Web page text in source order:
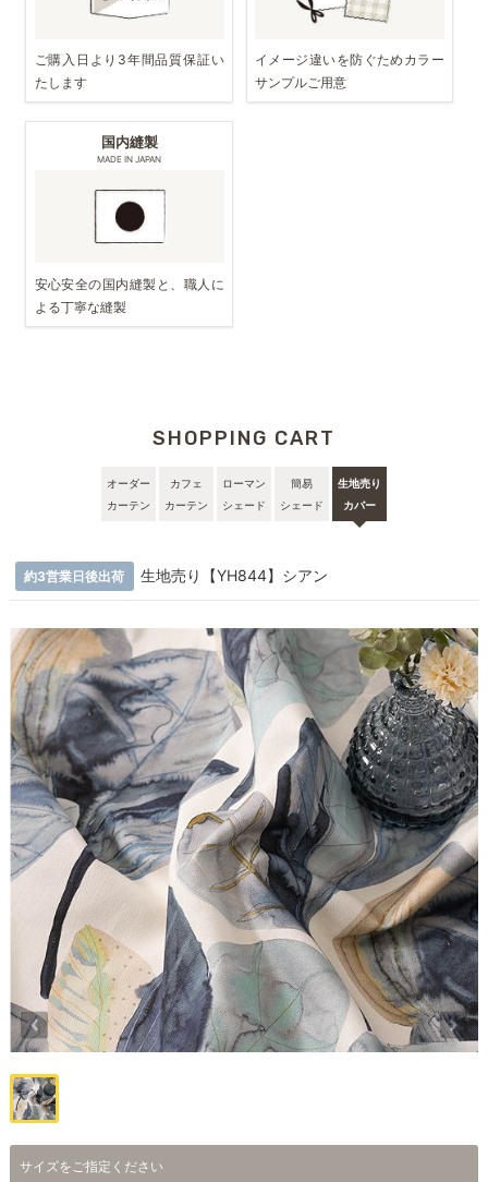
ご購入日より3年間品質保証い
たします
イメージ違いを防ぐためカラー
サンプルご用意
国内縫製
MADE IN JAPAN
安心安全の国内縫製と、職人に
よる丁寧な縫製
SHOPPING CART
オーダー
カーテン
カフェ
カーテン
ローマン
シェード
簡易
シェード
生地売り
カバー
約3営業日後出荷 生地売り【YH844】シアン
サイズをご指定ください